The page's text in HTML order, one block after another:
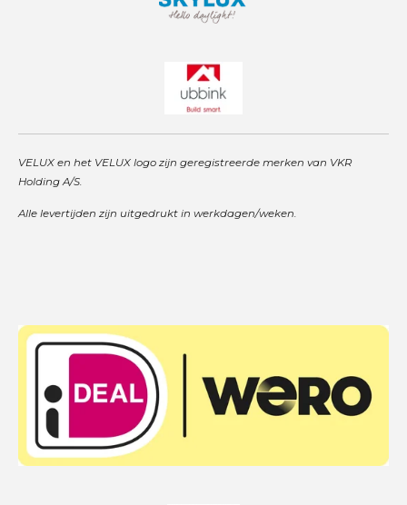
VELUX en het VELUX logo zijn geregistreerde merken van VKR
Holding A/S.
Alle levertijden zijn uitgedrukt in werkdagen/weken.